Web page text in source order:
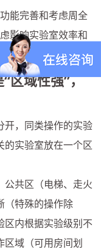
能完善和考虑周全
影响实验室效率和
区域性强”，
开，同类操作的实验
的实验室放在一个区
公共区（电梯、走火
（特殊的操作除
区内根据实验级别不
区域（可用房间划